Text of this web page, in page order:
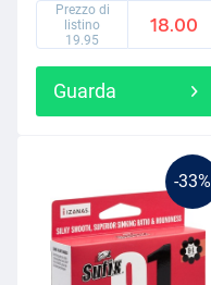
Prezzo di
listino
19.95
18.00
Guarda
-33%